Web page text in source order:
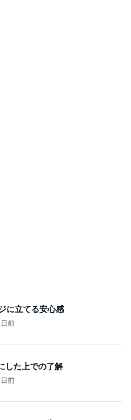
に立てる安心感
前
した上での了解
前